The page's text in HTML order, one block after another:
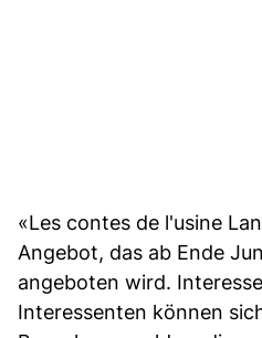
«Les contes de l'usine
Angebot, das ab Ende
angeboten wird.
Interessenten können